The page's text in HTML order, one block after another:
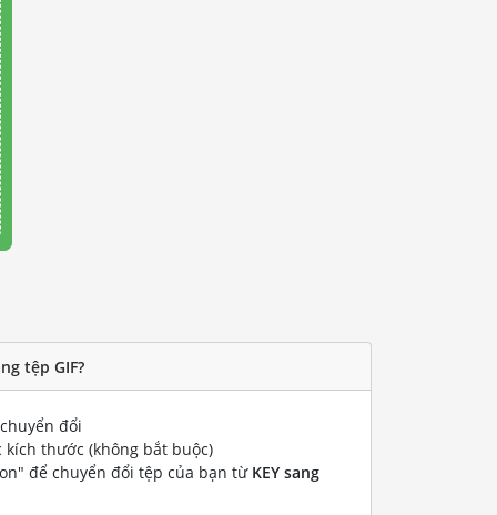
tệp GIF?
đổi
thước (không bắt buộc)
để chuyển đổi tệp của bạn từ KEY sang